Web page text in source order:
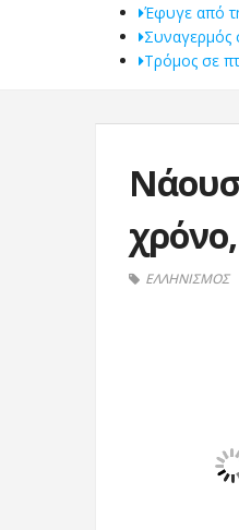
Έφυγε από
Συναγερμός
Τρόμος σε
ΕΛΛΗΝΙΣΜΟΣ